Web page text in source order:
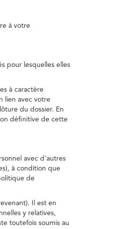
à votre
pour lesquelles elles
à caractère
lien avec votre
du dossier. En
définitive de cette
avec d'autres
à condition que
de
Il est en
y relatives,
toutefois soumis au